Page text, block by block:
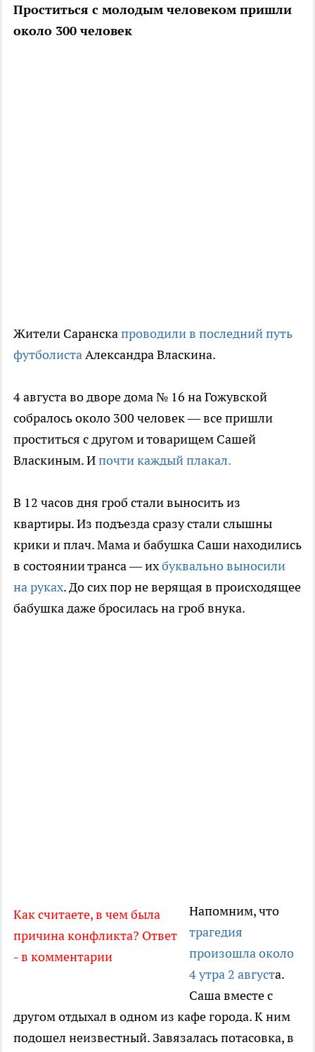
Проститься с молодым человеком пришли
около 300 человек
Жители Саранскапроводили в последний путь
футболистаАлександра Власкина.
4 августа во дворе дома № 16 на Гожувской
собралось около 300 человек — все пришли
проститься с другом и товарищем Сашей
Власкиным. Ипочти каждый плакал.
В 12 часов дня гроб стали выносить из
квартиры. Из подъезда сразу стали слышны
крики и плач. Мама и бабушка Саши находились
в состоянии транса — ихбуквально выносили
на руках. До сих пор не верящая в происходящее
бабушка даже бросилась на гроб внука.
Как считаете, в чем была
причина конфликта? Ответ
- в комментарии
Напомним, что
трагедия
произошла около
4 утра 2 августа.
Саша вместе с
другом отдыхал в одном из кафе города. К ним
подошел неизвестный. Завязалась потасовка, в